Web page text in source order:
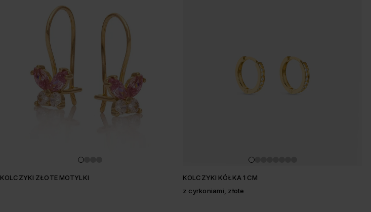
KOLCZYKI ZŁOTE MOTYLKI
KOLCZYKI KÓŁKA 1 CM
z cyrkoniami, złote